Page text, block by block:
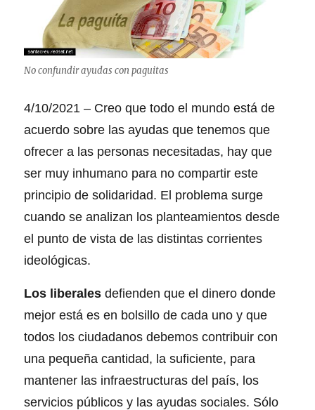
No confundir ayudas con paguitas
4/10/2021 – Creo que todo el mundo está de
acuerdo sobre las ayudas que tenemos que
ofrecer a las personas necesitadas, hay que
ser muy inhumano para no compartir este
principio de solidaridad. El problema surge
cuando se analizan los planteamientos desde
el punto de vista de las distintas corrientes
ideológicas.
Los liberales defienden que el dinero donde
mejor está es en bolsillo de cada uno y que
todos los ciudadanos debemos contribuir con
una pequeña cantidad, la suficiente, para
mantener las infraestructuras del país, los
servicios públicos y las ayudas sociales. Sólo